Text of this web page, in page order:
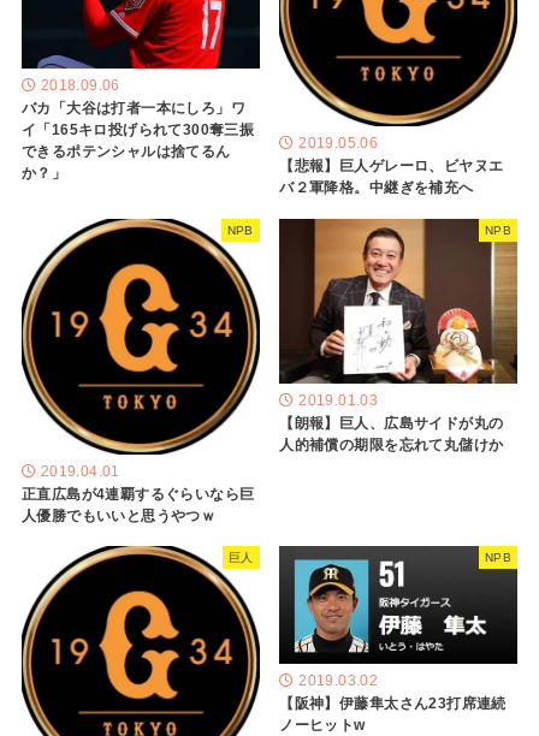
2018.09.06
バカ「大谷は打者一本にしろ」ワ
イ「165キロ投げられて300奪三振
できるポテンシャルは捨てるん
か？」
2019.05.06
【悲報】巨人ゲレーロ、ビヤヌエ
バ２軍降格。中継ぎを補充へ
NPB
2019.04.01
正直広島が4連覇するぐらいなら巨
人優勝でもいいと思うやつｗ
NPB
2019.01.03
【朗報】巨人、広島サイドが丸の
人的補償の期限を忘れて丸儲けか
巨人 NPB
2019.03.02
【阪神】伊藤隼太さん23打席連続
ノーヒットw